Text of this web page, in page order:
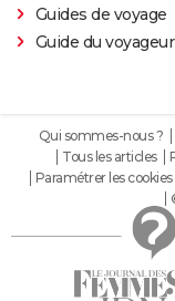
Guides de voyage
Guide du voyageur
Qui sommes-nous ?
Tous les articles
Paramétrer les cookies